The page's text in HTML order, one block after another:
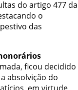
do artigo 477 da
o
das
ficou decidido
absolvição do